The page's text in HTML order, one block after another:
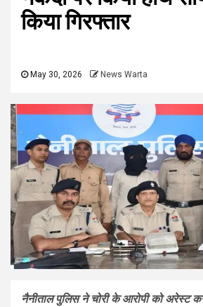
किया गिरफ्तार
May 30, 2026 News Warta
नैनीताल पुलिस ने चोरी के आरोपी को अरेस्ट